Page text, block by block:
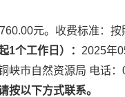
元。收费标准：
1个工作日）： 2025年
峡市自然资源局 电话
按以下方式联系。